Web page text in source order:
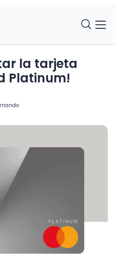
la tarjeta
Platinum!